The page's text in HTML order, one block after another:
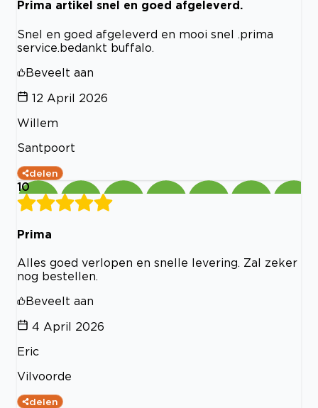
Prima artikel snel en goed afgeleverd.
Snel en goed afgeleverd en mooi snel .prima
service.bedankt buffalo.
Beveelt aan
12 April 2026
Willem
Santpoort
delen
10
Prima
Alles goed verlopen en snelle levering. Zal zeker
nog bestellen.
Beveelt aan
4 April 2026
Eric
Vilvoorde
delen